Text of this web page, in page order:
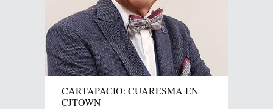
CARTAPACIO: CUARESMA EN
CJTOWN